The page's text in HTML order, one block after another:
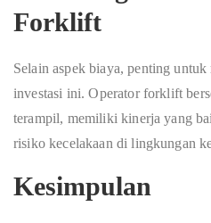
Forklift
Selain aspek biaya, penting
investasi ini. Operator forklift
terampil, memiliki kinerja yang
risiko kecelakaan di lingkungan
Kesimpulan